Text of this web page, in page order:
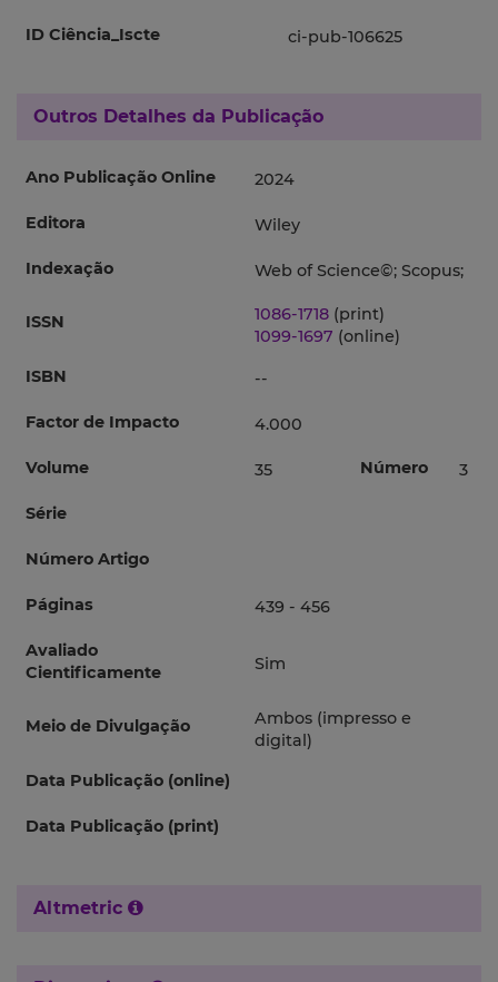
ID Ciência_Iscte ci-pub-106625
Outros Detalhes da Publicação
Ano Publicação Online 2024
Editora Wiley
Indexação Web of Science©; Scopus;
ISSN 1086-1718 (print)
1099-1697 (online)
ISBN
--
Factor de Impacto 4.000
Volume 35 Número 3
Série
Número Artigo
Páginas 439 - 456
Avaliado
Cientificamente
Sim
Meio de Divulgação
Ambos (impresso e
digital)
Data Publicação (online)
Data Publicação (print)
Altmetric